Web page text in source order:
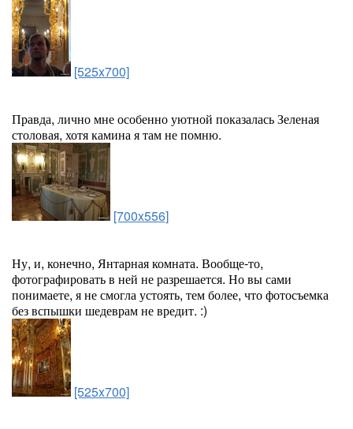
[525x700]
Правда, лично мне особенно уютной показалась Зеленая
столовая, хотя камина я там не помню.
[700x556]
Ну, и, конечно, Янтарная комната. Вообще-то,
фотографировать в ней не разрешается. Но вы сами
понимаете, я не смогла устоять, тем более, что фотосъемка
без вспышки шедеврам не вредит. :)
[525x700]